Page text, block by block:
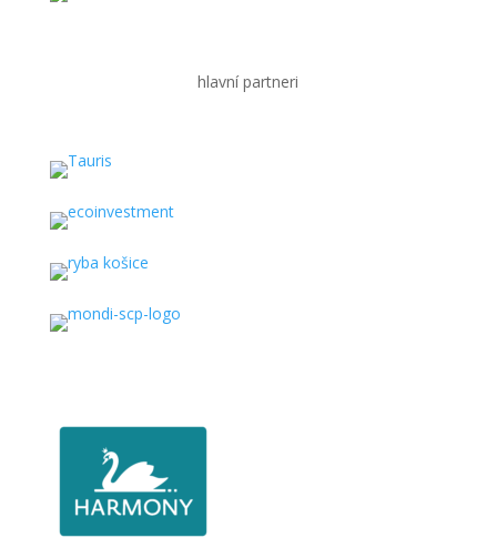
hlavní partneri